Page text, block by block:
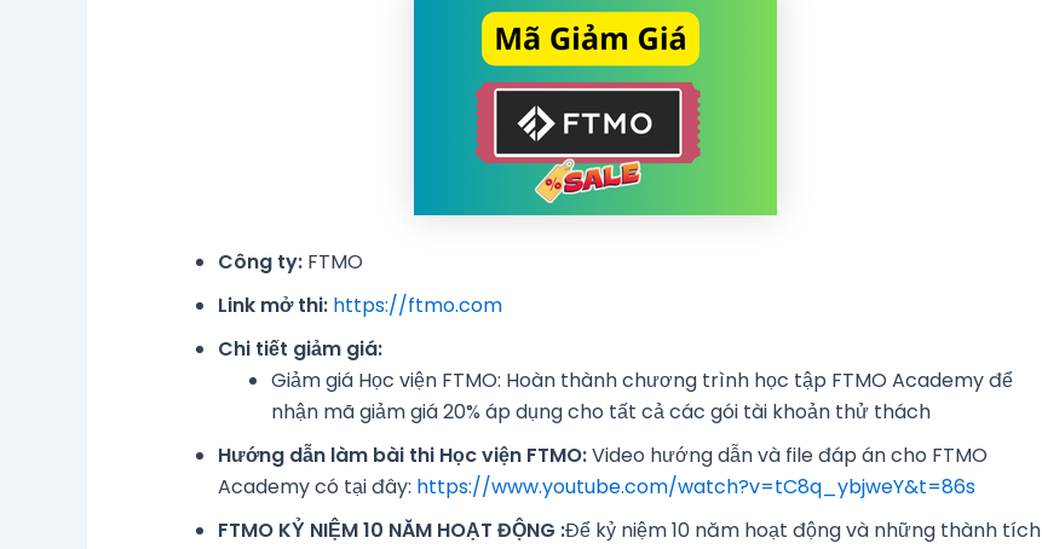
Công ty: FTMO
Link mở thi: https://ftmo.com
Chi tiết giảm giá:
Giảm giá Học viện FTMO: Hoàn thành chương trình học tập FTMO Academy để
nhận mã giảm giá 20% áp dụng cho tất cả các gói tài khoản thử thách
Hướng dẫn làm bài thi Học viện FTMO:Video hướng dẫn và file đáp án cho FTMO
Academy có tại đây: https://www.youtube.com/watch?v=tC8q_ybjweY&t=86s
FTMO KỶ NIỆM 10 NĂM HOẠT ĐỘNG :Để kỷ niệm 10 năm hoạt động và những thành tích